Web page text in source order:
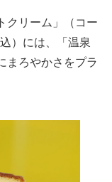
クリーム」（コー
）には、「温泉
まろやかさをプラ